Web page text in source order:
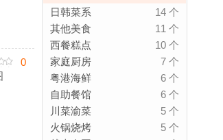
0
14 个
日韩菜系
11 个
其他美食
10 个
西餐糕点
7 个
家庭厨房
6 个
粤港海鲜
6 个
自助餐馆
5 个
川菜渝菜
5 个
火锅烧烤